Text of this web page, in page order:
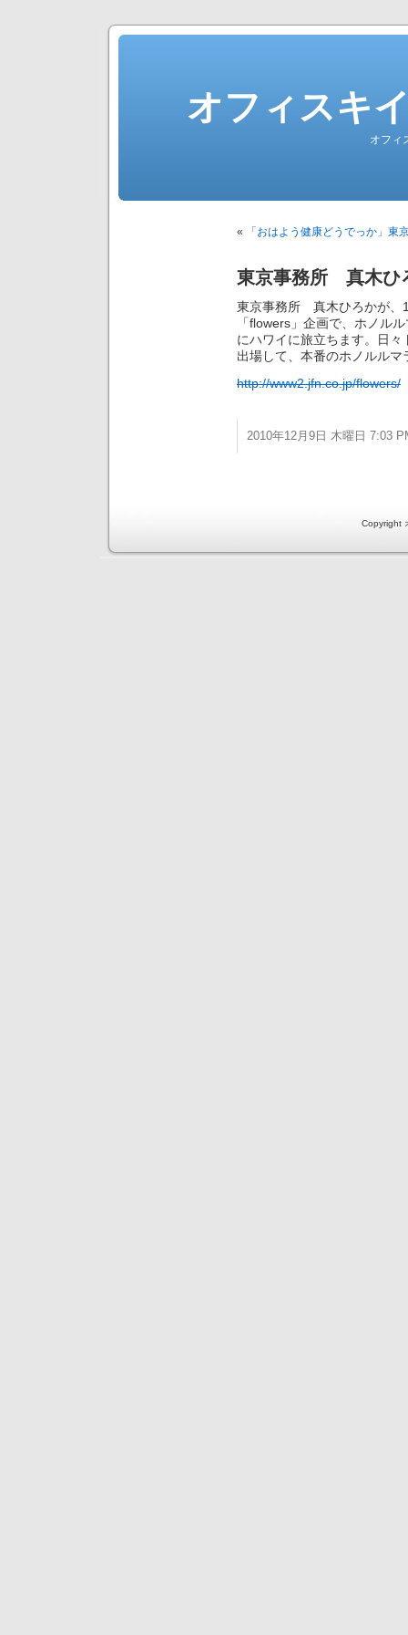
オフィスキ
オフィ
« 「おはよう健康どうでっか」
東京事務所 真木ひ
東京事務所 真木ひろかが、
「flowers」企画で、ホノル
にハワイに旅立ちます。日
出場して、本番のホノルル
http://www2.jfn.co.jp/flowers/
2010年12月9日 木曜日 7:03
Copyright